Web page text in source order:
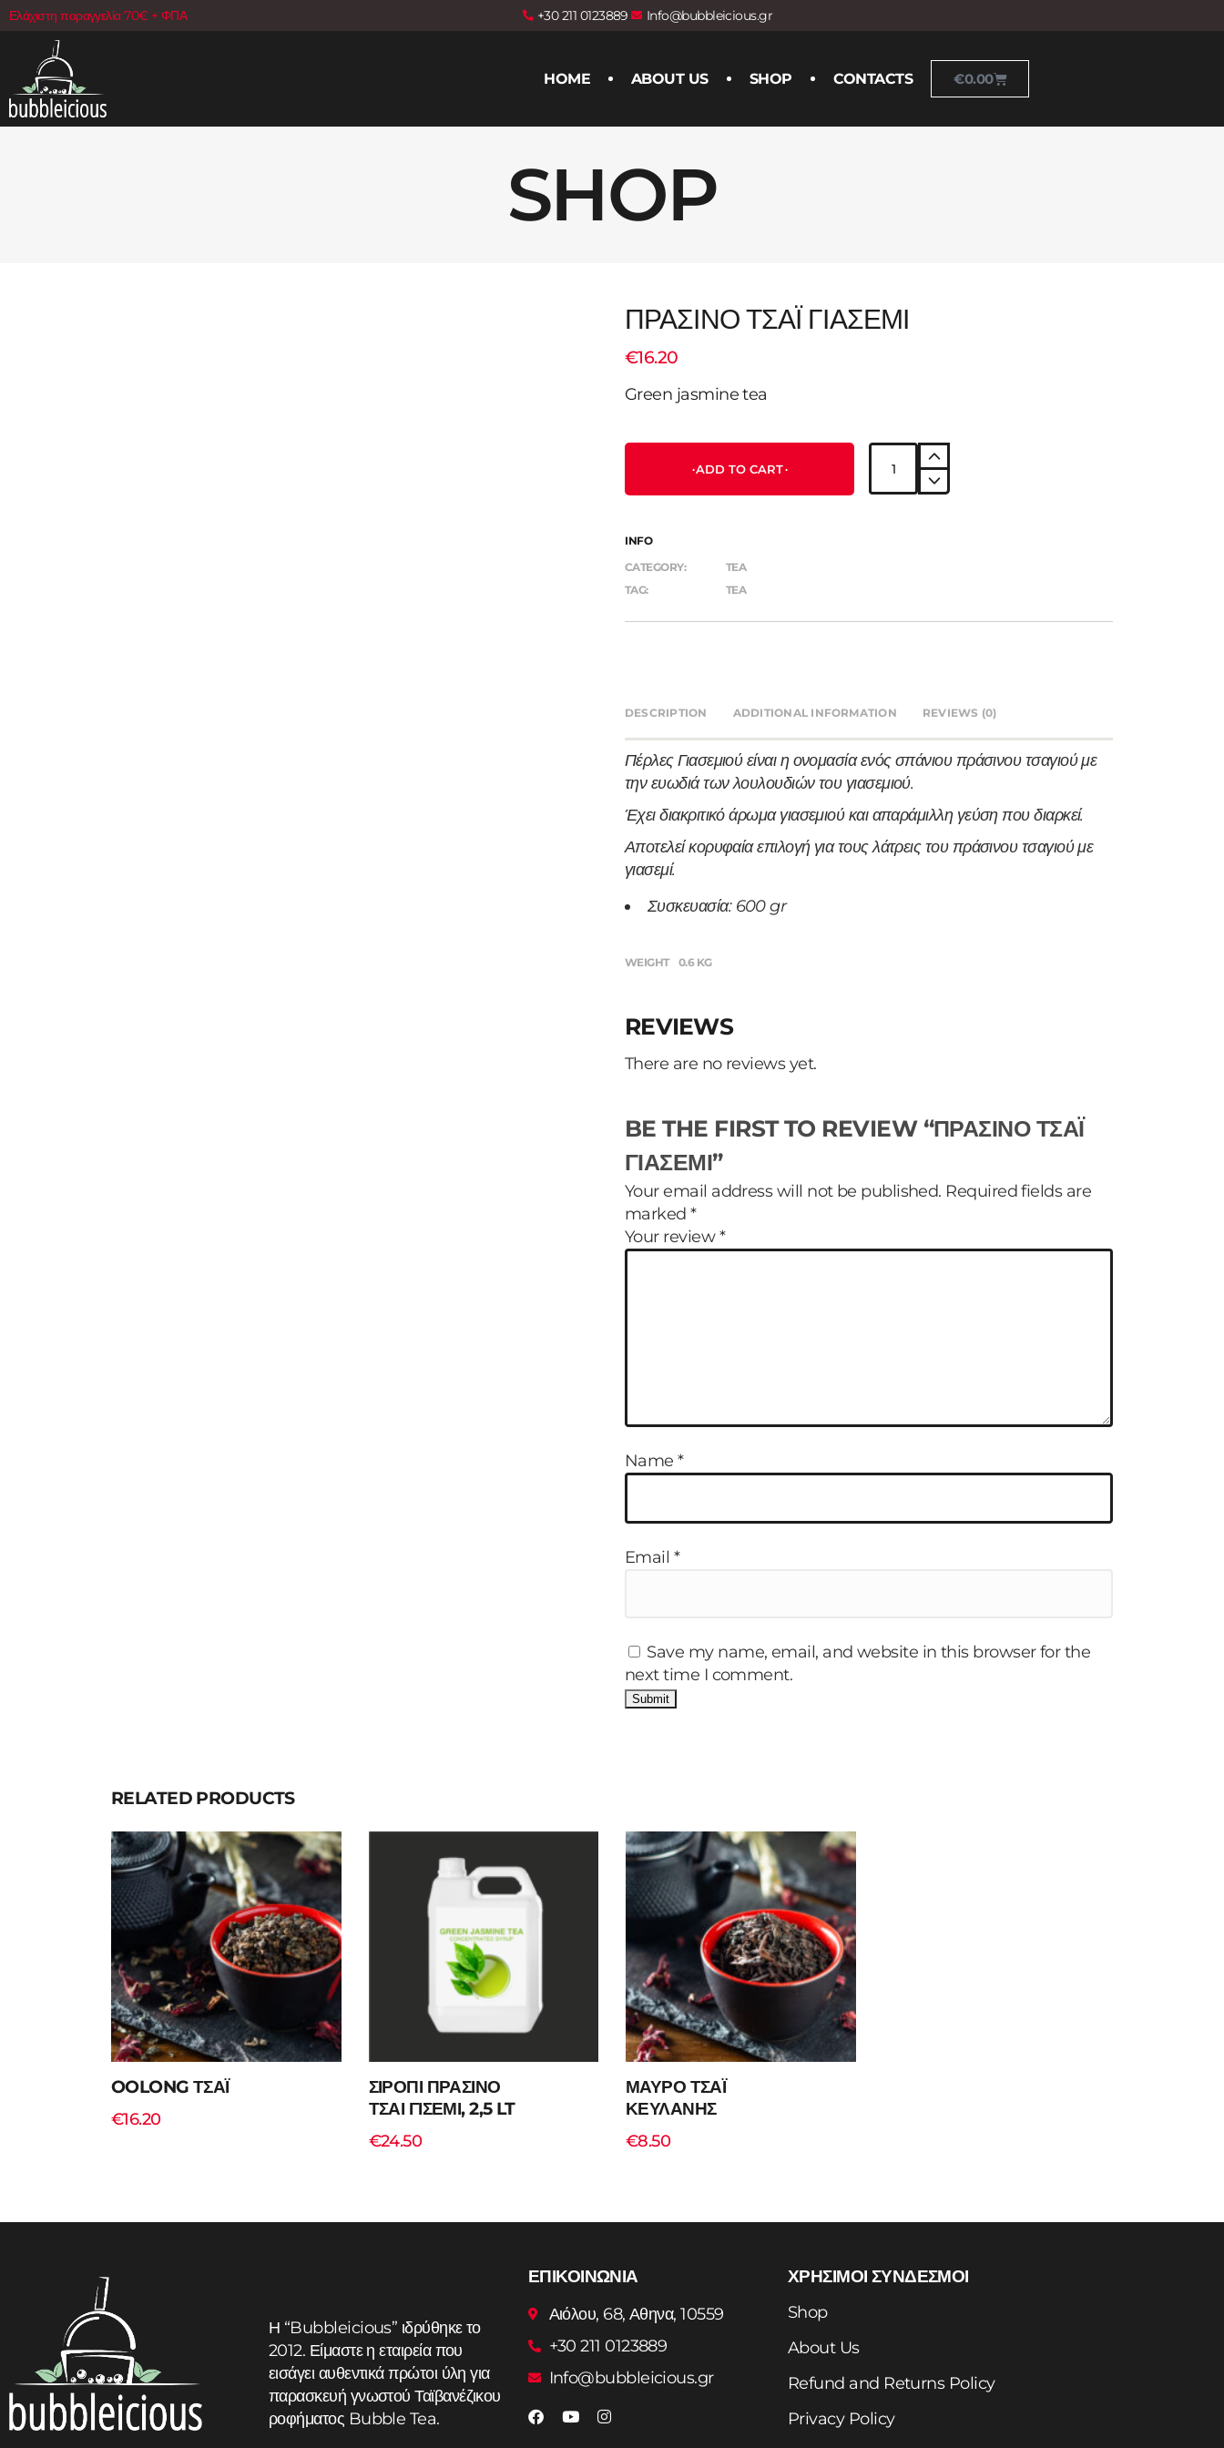
Ελάχιστη παραγγελία 70€ + ΦΠΑ +30 211 0123889 Info@bubbleicious.gr
HOME ABOUT US SHOP CONTACTS €0.00
SHOP
ΠΡΑΣΙΝΟ ΤΣΑΪ ΓΙΑΣΕΜΙ
€16.20
Green jasmine tea
ADD TO CART
INFO
CATEGORY:
TEA
TAG:
TEA
DESCRIPTION ADDITIONAL INFORMATION REVIEWS (0)
Πέρλες Γιασεμιού είναι η ονομασία ενός σπάνιου πράσινου τσαγιού με
την ευωδιά των λουλουδιών του γιασεμιού.
Έχει διακριτικό άρωμα γιασεμιού και απαράμιλλη γεύση που διαρκεί.
Αποτελεί κορυφαία επιλογή για τους λάτρεις του πράσινου τσαγιού με
γιασεμί.
Συσκευασία: 600 gr
WEIGHT 0.6 KG
REVIEWS
There are no reviews yet.
BE THE FIRST TO REVIEW “ΠΡΑΣΙΝΟ ΤΣΑΪ
ΓΙΑΣΕΜΙ”
Your email address will not be published. Required fields are
marked*
Your review*
Name*
Email *
Save my name, email, and website in this browser for the
next time I comment.
RELATED PRODUCTS
OOLONG ΤΣΑΪ
€16.20
ΣΙΡΟΠΙ ΠΡΑΣΙΝΟ
ΤΣΑΙ ΓΙΣΕΜΙ, 2,5 LT
€24.50
ΜΑΥΡΟ ΤΣΑΪ
ΚΕΥΛΑΝΗΣ
€8.50
Η “Bubbleicious” ιδρύθηκε το
2012. Είμαστε η εταιρεία που
εισάγει αυθεντικά πρώτοι ύλη για
παρασκευή γνωστού Ταϊβανέζικου
ροφήματος Bubble Tea.
ΕΠΙΚΟΙΝΩΝΙΑ
Αιόλου, 68, Αθηνα, 10559
+30 211 0123889
Info@bubbleicious.gr
ΧΡΗΣΙΜΟΙ ΣΥΝΔΕΣΜΟΙ
Shop
About Us
Refund and Returns Policy
Privacy Policy